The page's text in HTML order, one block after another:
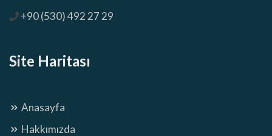
+90 (530) 492 27 29
Site Haritası
Anasayfa
Hakkımızda